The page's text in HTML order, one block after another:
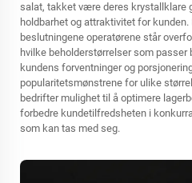
salat, takket være deres krystallklare
holdbarhet og attraktivitet for
beslutningene operatørene står
hvilke beholderstørrelser som passer
kundens forventninger og
popularitetsmønstrene for ulike
bedrifter mulighet til å optimere
forbedre kundetilfredsheten i
som kan tas med seg.